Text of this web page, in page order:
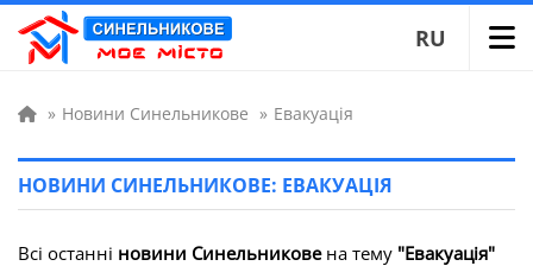
RU
» Новини Синельникове » Евакуація
НОВИНИ СИНЕЛЬНИКОВЕ: ЕВАКУАЦІЯ
Всі останні новини Синельниковена тему "Евакуація"